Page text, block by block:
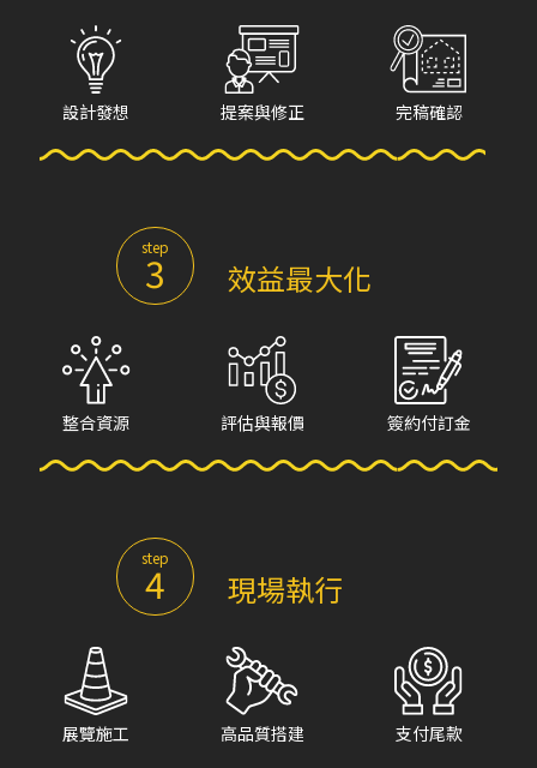
設計發想 提案與修正 完稿確認
step
3 效益最大化
整合資源 評估與報價 簽約付訂金
step
4 現場執行
展覽施工 高品質搭建 支付尾款